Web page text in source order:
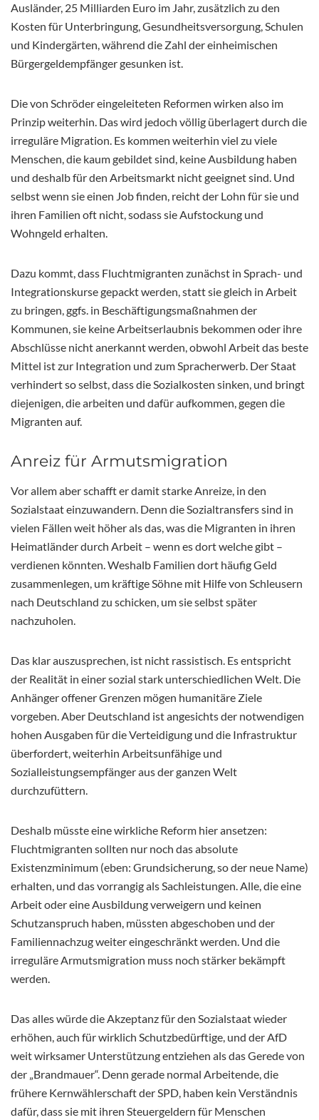
Ausländer, 25 Milliarden Euro im Jahr, zusätzlich zu den
Kosten für Unterbringung, Gesundheitsversorgung, Schulen
und Kindergärten, während die Zahl der einheimischen
Bürgergeldempfänger gesunken ist.
Die von Schröder eingeleiteten Reformen wirken also im
Prinzip weiterhin. Das wird jedoch völlig überlagert durch die
irreguläre Migration. Es kommen weiterhin viel zu viele
Menschen, die kaum gebildet sind, keine Ausbildung haben
und deshalb für den Arbeitsmarkt nicht geeignet sind. Und
selbst wenn sie einen Job finden, reicht der Lohn für sie und
ihren Familien oft nicht, sodass sie Aufstockung und
Wohngeld erhalten.
Dazu kommt, dass Fluchtmigranten zunächst in Sprach- und
Integrationskurse gepackt werden, statt sie gleich in Arbeit
zu bringen, ggfs. in Beschäftigungsmaßnahmen der
Kommunen, sie keine Arbeitserlaubnis bekommen oder ihre
Abschlüsse nicht anerkannt werden, obwohl Arbeit das beste
Mittel ist zur Integration und zum Spracherwerb. Der Staat
verhindert so selbst, dass die Sozialkosten sinken, und bringt
diejenigen, die arbeiten und dafür aufkommen, gegen die
Migranten auf.
Anreiz für Armutsmigration
Vor allem aber schafft er damit starke Anreize, in den
Sozialstaat einzuwandern. Denn die Sozialtransfers sind in
vielen Fällen weit höher als das, was die Migranten in ihren
Heimatländer durch Arbeit – wenn es dort welche gibt –
verdienen könnten. Weshalb Familien dort häufig Geld
zusammenlegen, um kräftige Söhne mit Hilfe von Schleusern
nach Deutschland zu schicken, um sie selbst später
nachzuholen.
Das klar auszusprechen, ist nicht rassistisch. Es entspricht
der Realität in einer sozial stark unterschiedlichen Welt. Die
Anhänger offener Grenzen mögen humanitäre Ziele
vorgeben. Aber Deutschland ist angesichts der notwendigen
hohen Ausgaben für die Verteidigung und die Infrastruktur
überfordert, weiterhin Arbeitsunfähige und
Sozialleistungsempfänger aus der ganzen Welt
durchzufüttern.
Deshalb müsste eine wirkliche Reform hier ansetzen:
Fluchtmigranten sollten nur noch das absolute
Existenzminimum (eben: Grundsicherung, so der neue Name)
erhalten, und das vorrangig als Sachleistungen. Alle, die eine
Arbeit oder eine Ausbildung verweigern und keinen
Schutzanspruch haben, müssten abgeschoben und der
Familiennachzug weiter eingeschränkt werden. Und die
irreguläre Armutsmigration muss noch stärker bekämpft
werden.
Das alles würde die Akzeptanz für den Sozialstaat wieder
erhöhen, auch für wirklich Schutzbedürftige, und der AfD
weit wirksamer Unterstützung entziehen als das Gerede von
der „Brandmauer“. Denn gerade normal Arbeitende, die
frühere Kernwählerschaft der SPD, haben kein Verständnis
dafür, dass sie mit ihren Steuergeldern für Menschen